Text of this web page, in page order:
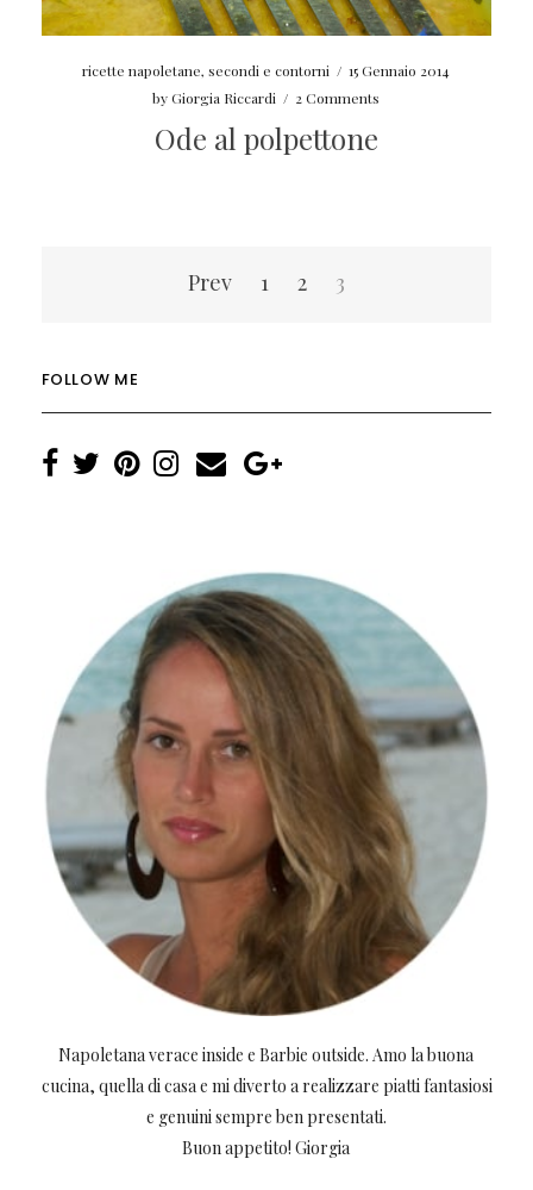
ricette napoletane,secondi e contorni / 15 Gennaio 2014
byGiorgia Riccardi / 2 Comments
Ode al polpettone
NavigazionePrev 1 2 3
FOLLOW ME
Napoletana verace inside e Barbie outside. Amo la buona
cucina, quella di casa e mi diverto a realizzare piatti fantasiosi
e genuini sempre ben presentati.
Buon appetito! Giorgia